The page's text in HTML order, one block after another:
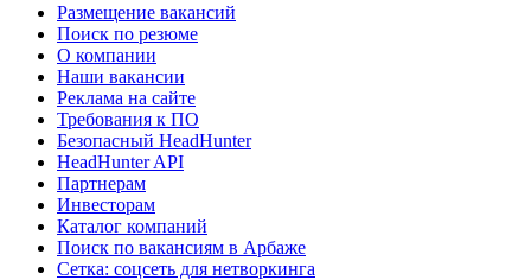
Размещение вакансий
Поиск по резюме
О компании
Наши вакансии
Реклама на сайте
Требования к ПО
Безопасный HeadHunter
HeadHunter API
Партнерам
Инвесторам
Каталог компаний
Поиск по вакансиям в Арбаже
Сетка: соцсеть для нетворкинга